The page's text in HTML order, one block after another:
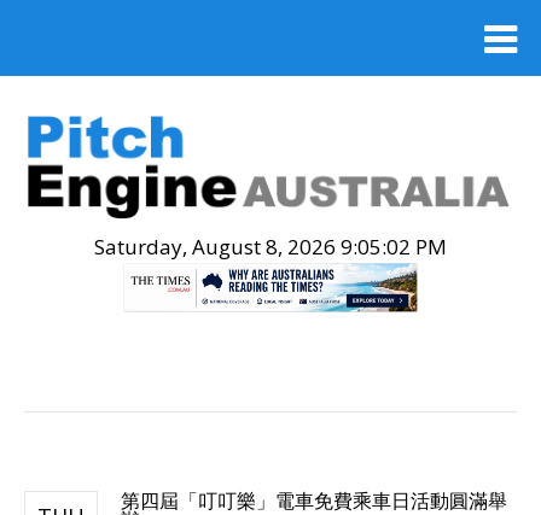
Saturday, August 8, 2026 9:05:03 PM
第四屆「叮叮樂」電車免費乘車日活動圓滿舉